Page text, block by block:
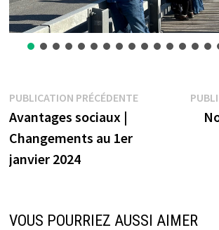
Navigation
de
l’article
PUBLICATION PRÉCÉDENTEPublication
Avantages sociaux |
Changements au 1er
janvier 2024
VOUS POURRIEZ AUSSI AIMER